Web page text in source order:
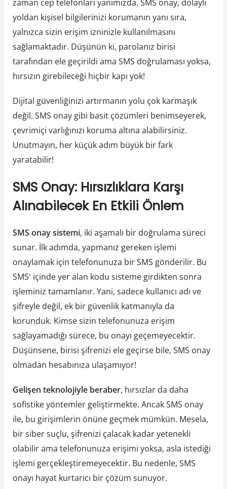
zaman cep telefonları yanımızda. SMS onay, dolaylı
yoldan kişisel bilgilerinizi korumanın yanı sıra,
yalnızca sizin erişim izninizle kullanılmasını
sağlamaktadır. Düşünün ki, parolanız birisi
tarafından ele geçirildi ama SMS doğrulaması yoksa,
hırsızın girebileceği hiçbir kapı yok!
Dijital güvenliğinizi artırmanın yolu çok karmaşık
değil. SMS onay gibi basit çözümleri benimseyerek,
çevrimiçi varlığınızı koruma altına alabilirsiniz.
Unutmayın, her küçük adım büyük bir fark
yaratabilir!
SMS Onay: Hırsızlıklara Karşı
Alınabilecek En Etkili Önlem
SMS onay sistemi, iki aşamalı bir doğrulama süreci
sunar. İlk adımda, yapmanız gereken işlemi
onaylamak için telefonunuza bir SMS gönderilir. Bu
SMS' içinde yer alan kodu sisteme girdikten sonra
işleminiz tamamlanır. Yani, sadece kullanıcı adı ve
şifreyle değil, ek bir güvenlik katmanıyla da
korunduk. Kimse sizin telefonunuza erişim
sağlayamadığı sürece, bu onayı geçemeyecektir.
Düşünsene, birisi şifrenizi ele geçirse bile, SMS onay
olmadan hesabınıza ulaşamıyor!
Gelişen teknolojiyle beraber, hırsızlar da daha
sofistike yöntemler geliştirmekte. Ancak SMS onay
ile, bu girişimlerin önüne geçmek mümkün. Mesela,
bir siber suçlu, şifrenizi çalacak kadar yetenekli
olabilir ama telefonunuza erişimi yoksa, asla istediği
işlemi gerçekleştiremeyecektir. Bu nedenle, SMS
onayı hayat kurtarıcı bir çözüm sunuyor.